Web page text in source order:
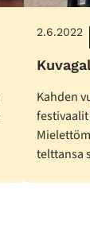
2.6.2022
Kahden
telttansa